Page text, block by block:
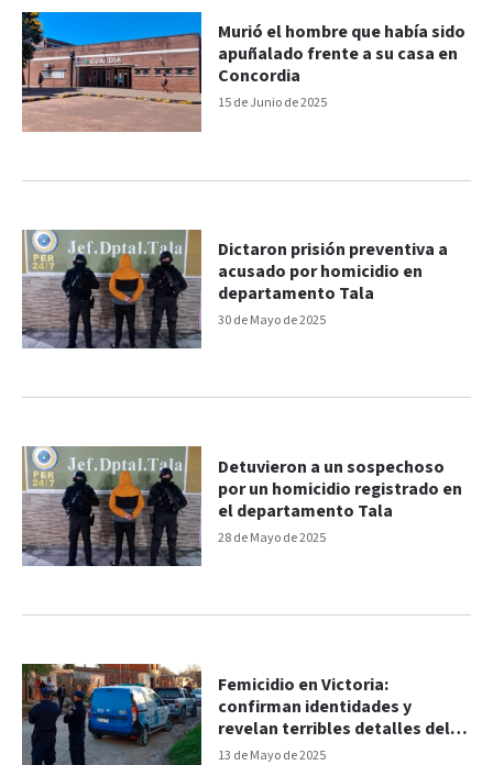
15 de Junio de 2025
Murió el hombre que había sido
apuñalado frente a su casa en
Concordia
30 de Mayo de 2025
Dictaron prisión preventiva a
acusado por homicidio en
departamento Tala
28 de Mayo de 2025
Detuvieron a un sospechoso
por un homicidio registrado en
el departamento Tala
13 de Mayo de 2025
Femicidio en Victoria:
confirman identidades y
revelan terribles detalles del
crimen